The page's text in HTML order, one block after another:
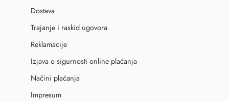
Dostava
Trajanje i raskid ugovora
Reklamacije
Izjava o sigurnosti online plaćanja
Načini plaćanja
Impresum